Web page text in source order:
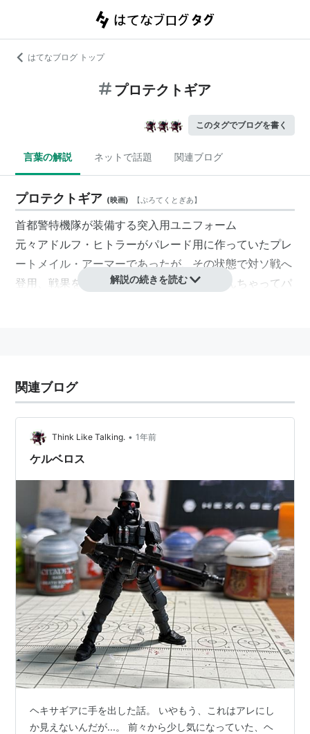
はてなブログ トップ
プロテクトギア
このタグでブログを書く
言葉の解説 ネットで話題 関連ブログ
プロテクトギア (映画) 【ぷろてくとぎあ】
首都警特機隊が装備する突入用ユニフォーム
元々 アドルフ・ヒトラーがパレード用に作っていたプレ
ートメイル・アーマーであったが、その状態で対ソ戦へ
登用、戦果を挙げ、いろいろあって一応なんちゃってパ
に耐えられる程度に厚い。いわゆるエクソスケルタルス
ーツというかパワードスーツのようなものではなくて装
甲だそうで、パワーアシストシステムもしょぼいらし
い。
→ケルベロス・サーガ
→仮想戦後史シリーズ
解説の続きを読む
関連ブログ
Think Like Talking. • 1年前
ケルベロス
ヘキサギアに手を出した話。 いやもう、これはアレにし
か見えないんだが...。 前々から少し気になっていた、ヘ